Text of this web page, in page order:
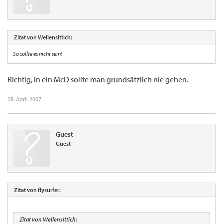
Zitat von Wellensittich:
So sollte es nicht sein!
Richtig, in ein McD sollte man grundsätzlich nie gehen.
28. April 2007
Guest
Guest
Zitat von flysurfer:
Zitat von Wellensittich: